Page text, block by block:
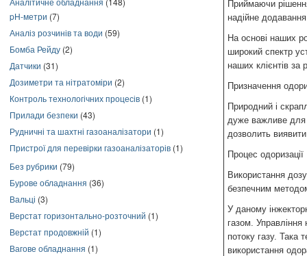
pH-метри (7)
Аналіз розчинів та води (59)
Бомба Рейду (2)
Датчики (31)
Дозиметри та нітратоміри (2)
Контроль технологічних процесів (1)
Прилади безпеки (43)
Рудничні та шахтні газоаналізатори (1)
Пристрої для перевірки газоаналізаторів (1)
Без рубрики (79)
Бурове обладнання (36)
Вальці (3)
Верстат горизонтально-розточний (1)
Верстат продовжній (1)
Вагове обладнання (1)
Приймаючи
надійне
На основі наших
широкий спектр
наших клієнтів
Призначення
Природний і
дуже важливе для
дозволить
Процес одоризації
Використання
безпечним
У даному
газом.
потоку газу. Така
використання